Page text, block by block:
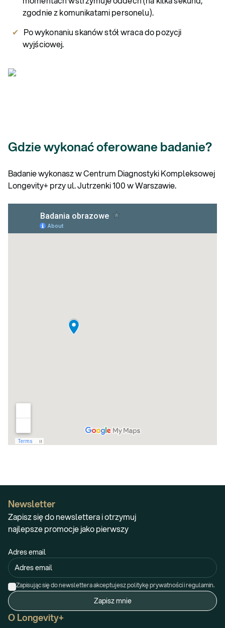
zgodnie z komunikatami personelu).
Po wykonaniu skanów stół wraca do pozycji
wyjściowej.
Gdzie wykonać oferowane badanie?
Badanie wykonasz w Centrum Diagnostyki Kompleksowej
Longevity+ przy ul. Jutrzenki 100 w Warszawie.
O Longevity+
Newsletter
Zapisz się do newslettera i otrzymuj
najlepsze promocje jako pierwszy
Adres email
Zapisując się do newslettera akceptujesz politykę prywatności i regulamin.
Zapisz mnie